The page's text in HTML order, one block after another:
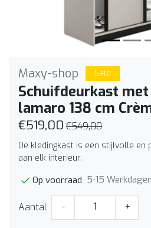
Maxy-shop Sale
Schuifdeurkast
lamaro 138 cm
€519,00 €549,00
De kledingkast is een stijlvolle en
aan elk interieur.
Op voorraad 5-15 Werkdagen
Aantal - +